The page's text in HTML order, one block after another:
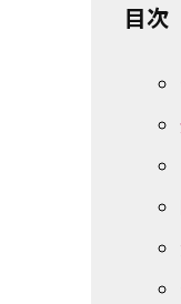
目次